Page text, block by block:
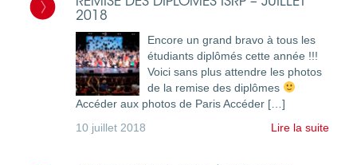
2018
Encore un grand bravo à tous les
étudiants diplômés cette année !!!
Voici sans plus attendre les photos
de la remise des diplômes
Accéder aux photos de Paris Accéder […]
10 juillet 2018
Lire la suite